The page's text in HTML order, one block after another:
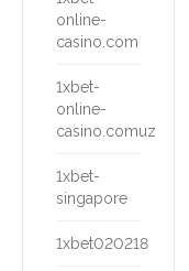
online-
casino.com
1xbet-
online-
casino.comuz
1xbet-
singapore
1xbet020218